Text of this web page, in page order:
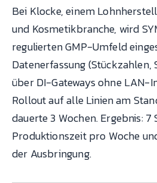
Bei Klocke, einem
und Kosmetikbranche, wird
regulierten GMP-Umfeld
Datenerfassung
über DI-Gateways ohne LAN-
Rollout auf alle Linien am
dauerte 3 Wochen. Ergebnis:
Produktionszeit pro Woche
der Ausbringung.